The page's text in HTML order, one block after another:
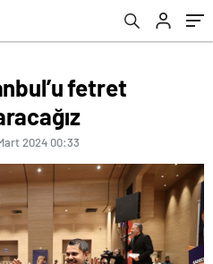
fetret
2024 00:33